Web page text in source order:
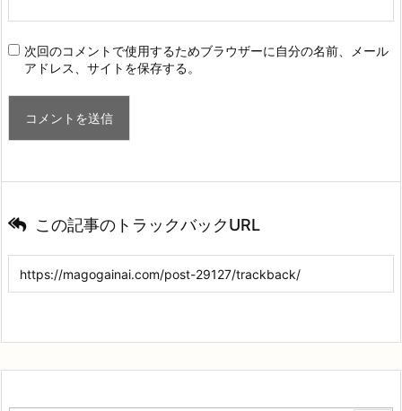
次回のコメントで使用するためブラウザーに自分の名前、メール
アドレス、サイトを保存する。
この記事のトラックバックURL